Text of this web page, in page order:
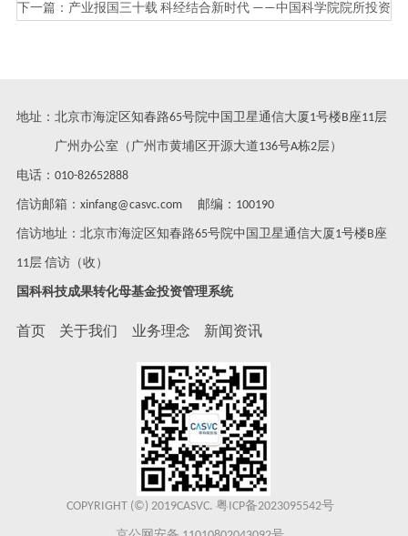
下一篇： 产业报国三十载 科经结合新时代 ——中国科学院院所投资企
地址：北京市海淀区知春路65号院中国卫星通信大厦1号楼B座11层
广州办公室（广州市黄埔区开源大道136号A栋2层）
电话：010-82652888
信访邮箱：xinfang@casvc.com 邮编：100190
信访地址：北京市海淀区知春路65号院中国卫星通信大厦1号楼B座
11层 信访（收）
国科科技成果转化母基金投资管理系统
首页 关于我们 业务理念 新闻资讯
COPYRIGHT (©) 2019CASVC. 粤ICP备2023095542号